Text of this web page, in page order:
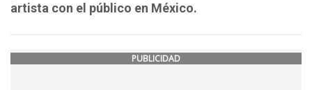
artista con el público en México.
PUBLICIDAD